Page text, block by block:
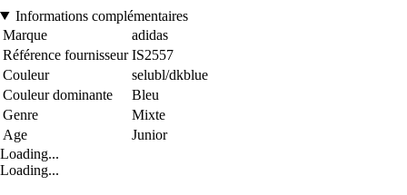
Informations complémentaires
Marque
adidas
Référence fournisseur IS2557
Couleur
selubl/dkblue
Couleur dominante
Bleu
Genre
Mixte
Age
Junior
Loading...
Loading...